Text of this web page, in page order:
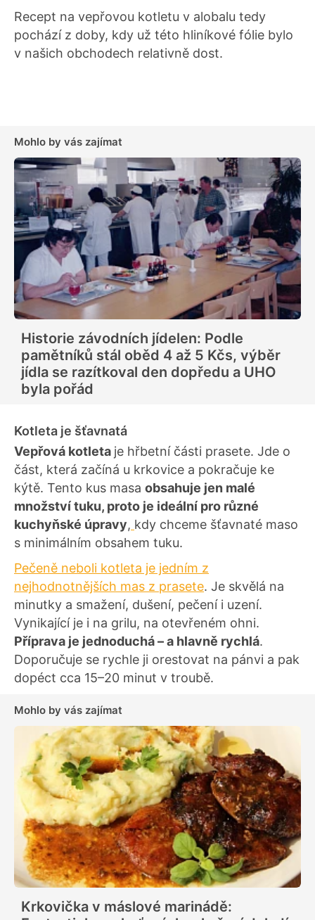
Recept na vepřovou kotletu v alobalu tedy
pochází z doby, kdy už této hliníkové fólie bylo
v našich obchodech relativně dost.
Mohlo by vás zajímat
Historie závodních jídelen: Podle
pamětníků stál oběd 4 až 5 Kčs, výběr
jídla se razítkoval den dopředu a UHO
byla pořád
Kotleta je šťavnatá
Vepřová kotleta je hřbetní části prasete. Jde o
část, která začíná u krkovice a pokračuje ke
kýtě. Tento kus masa obsahuje jen malé
množství tuku, proto je ideální pro různé
kuchyňské úpravy, kdy chceme šťavnaté maso
s minimálním obsahem tuku.
Pečeně neboli kotleta je jedním z
nejhodnotnějších mas z prasete. Je skvělá na
minutky a smažení, dušení, pečení i uzení.
Vynikající je i na grilu, na otevřeném ohni.
Příprava je jednoduchá – a hlavně rychlá.
Doporučuje se rychle ji orestovat na pánvi a pak
dopéct cca 15–20 minut v troubě.
Mohlo by vás zajímat
Krkovička v máslové marinádě: